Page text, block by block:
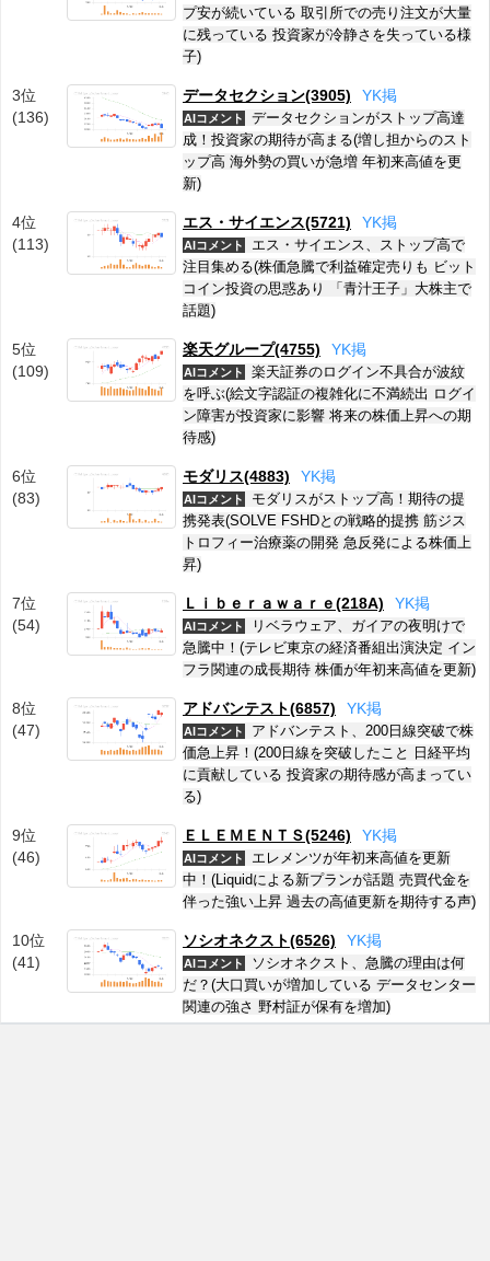
プ安が続いている 取引所での売り注文が大量
に残っている 投資家が冷静さを失っている様
子)
3位
(136)
データセクション(3905) YK掲
AIコメント
データセクションがストップ高達
成！投資家の期待が高まる(増し担からのスト
ップ高 海外勢の買いが急増 年初来高値を更
新)
4位
(113)
エス・サイエンス(5721) YK掲
AIコメント
エス・サイエンス、ストップ高で
注目集める(株価急騰で利益確定売りも ビット
コイン投資の思惑あり 「青汁王子」大株主で
話題)
5位
(109)
楽天グループ(4755) YK掲
AIコメント
楽天証券のログイン不具合が波紋
を呼ぶ(絵文字認証の複雑化に不満続出 ログイ
ン障害が投資家に影響 将来の株価上昇への期
待感)
6位
(83)
モダリス(4883) YK掲
AIコメント
モダリスがストップ高！期待の提
携発表(SOLVE FSHDとの戦略的提携 筋ジス
トロフィー治療薬の開発 急反発による株価上
昇)
7位
(54)
Ｌｉｂｅｒａｗａｒｅ(218A) YK掲
AIコメント
リベラウェア、ガイアの夜明けで
急騰中！(テレビ東京の経済番組出演決定 イン
フラ関連の成長期待 株価が年初来高値を更新)
8位
(47)
アドバンテスト(6857) YK掲
AIコメント
アドバンテスト、200日線突破で株
価急上昇！(200日線を突破したこと 日経平均
に貢献している 投資家の期待感が高まってい
る)
9位
(46)
ＥＬＥＭＥＮＴＳ(5246) YK掲
AIコメント
エレメンツが年初来高値を更新
中！(Liquidによる新プランが話題 売買代金を
伴った強い上昇 過去の高値更新を期待する声)
10位
(41)
ソシオネクスト(6526) YK掲
AIコメント
ソシオネクスト、急騰の理由は何
だ？(大口買いが増加している データセンター
関連の強さ 野村証が保有を増加)